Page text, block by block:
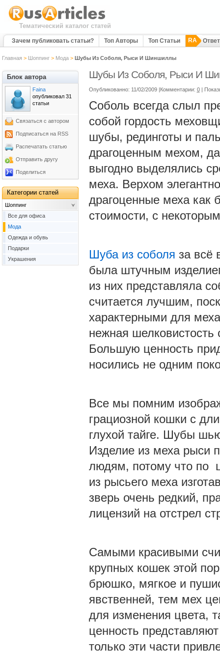
Тематический каталог статей
Зачем публиковать статьи? Топ Авторы Топ Статьи RA
Главная > Шоппинг> Мода> Шубы Из Соболя, Рыси И Шиншиллы
Шубы Из Соболя, Рыси И
Опубликованно: 11/02/2009 |Комментарии: 0 |
Соболь всегда слыл
собой гордость
шубы, рединготы и
драгоценным мехом,
выгодно выделялись
меха. Верхом
драгоценные меха как
стоимости, с
Шуба из соболя за всё
была штучным
из них представляла
считается лучшим,
характерными для
нежная
Большую ценность
носились не одним
Все мы помним
грациозной кошки с
глухой тайге. Шубы
Изделие из меха рыси
людям, потому что по
из рысьего меха
зверь очень редкий,
лицензий на отстрел
Самыми красивыми
крупных кошек этой
брюшко, мягкое и
явственней, тем мех
для изменения цвета,
ценность
только эти части
Блок автора
Faina
опубликовал 31
статьи
Связаться с автором
Подписаться на RSS
Распечатать статью
Отправить другу
Поделиться
Категории статей
Шоппинг
Все для офиса
Мода
Одежда и обувь
Подарки
Украшения